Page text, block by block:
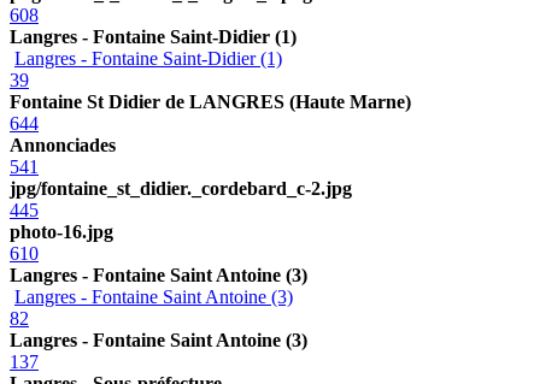
608
Langres - Fontaine Saint-Didier (1)
Langres - Fontaine Saint-Didier (1)
39
Fontaine St Didier de LANGRES (Haute Marne)
644
Annonciades
541
jpg/fontaine_st_didier._cordebard_c-2.jpg
445
photo-16.jpg
610
Langres - Fontaine Saint Antoine (3)
Langres - Fontaine Saint Antoine (3)
82
Langres - Fontaine Saint Antoine (3)
137